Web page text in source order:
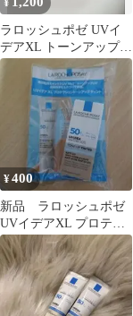
¥
ラロッシュポゼ UVイ
デアXL トーンアップ
ティント 4本
¥400
新品 ラロッシュポゼ
UVイデアXL プロテク
ショントーンアップ テ
ィント